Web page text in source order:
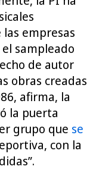
empresas
sampleado
de autor
obras creadas
afirma, la
la puerta
grupo que se
con la